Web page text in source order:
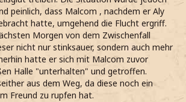
peinlich, dass Malcom , nachdem er Aly
hatte, umgehend die Flucht ergriff.
Morgen von dem Zwischenfall
nicht nur stinksauer, sondern auch mehr
hatte er sich mit Malcom zuvor
Halle "unterhalten" und getroffen.
aus dem Weg, da diese noch ein
Freund zu rupfen hat.